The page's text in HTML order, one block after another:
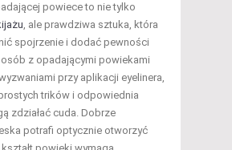
powiece to nie tylko
, ale prawdziwa sztuka, która
spojrzenie i dodać pewności
osób z opadającymi powiekami
przy aplikacji eyelinera,
trików i odpowiednia
zdziałać cuda. Dobrze
potrafi optycznie otworzyć